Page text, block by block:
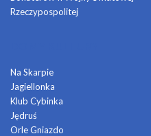
Rzeczypospolitej
Na Skarpie
Jagiellonka
Klub Cybinka
Jędruś
Orle Gniazdo